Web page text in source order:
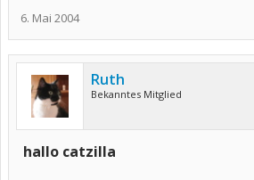
6. Mai 2004
Ruth
Bekanntes Mitglied
hallo catzilla